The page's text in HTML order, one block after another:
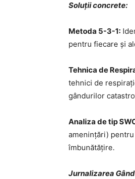
Soluții concrete:
Metoda 5-3-1:
pentru fiecare și
Tehnica de
tehnici de
gândurilor
Analiza de tip
amenințări)
îmbunătățire.
Jurnalizarea